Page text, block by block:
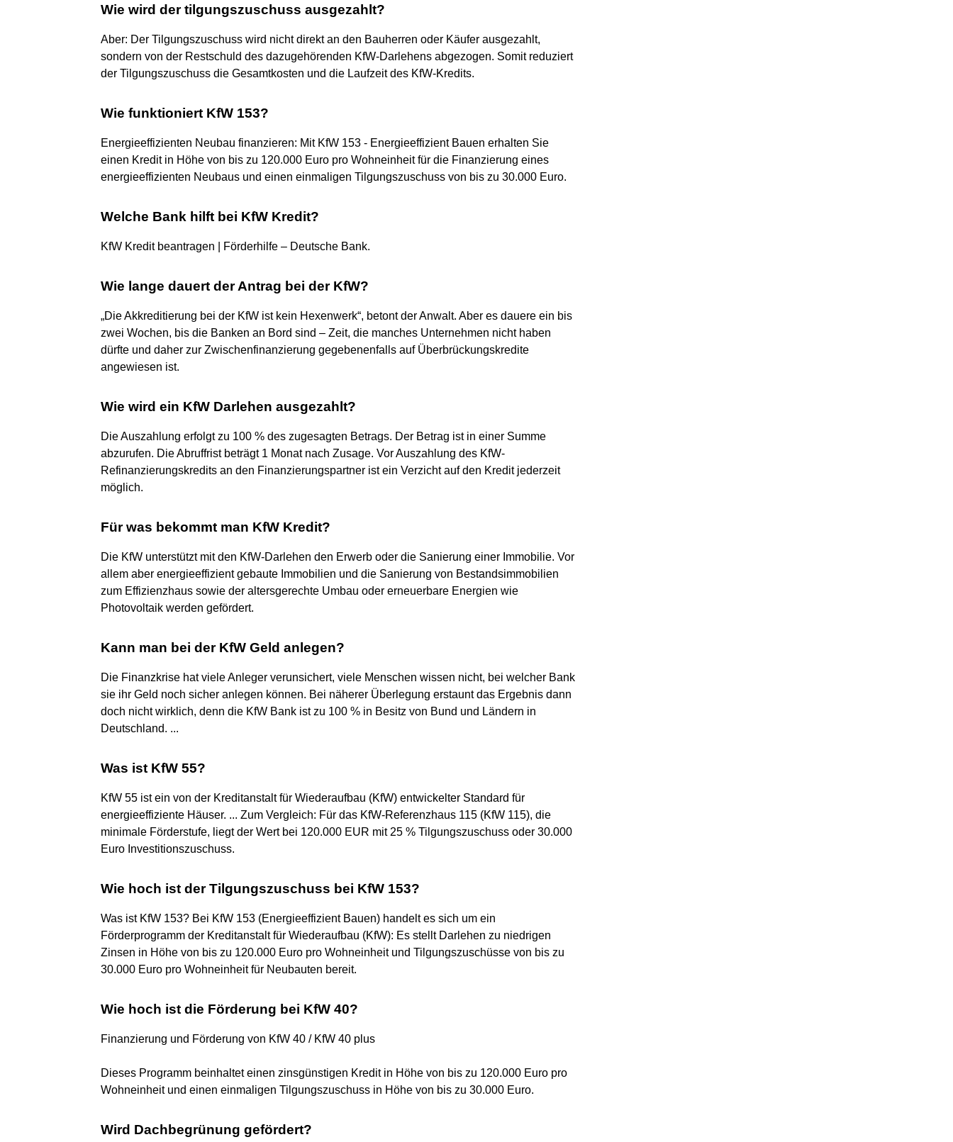
Wie wird der tilgungszuschuss ausgezahlt?
Aber: Der Tilgungszuschuss wird nicht direkt an den Bauherren oder Käufer ausgezahlt,
sondern von der Restschuld des dazugehörenden KfW-Darlehens abgezogen. Somit reduziert
der Tilgungszuschuss die Gesamtkosten und die Laufzeit des KfW-Kredits.
Wie funktioniert KfW 153?
Energieeffizienten Neubau finanzieren: Mit KfW 153 - Energieeffizient Bauen erhalten Sie
einen Kredit in Höhe von bis zu 120.000 Euro pro Wohneinheit für die Finanzierung eines
energieeffizienten Neubaus und einen einmaligen Tilgungszuschuss von bis zu 30.000 Euro.
Welche Bank hilft bei KfW Kredit?
KfW Kredit beantragen | Förderhilfe – Deutsche Bank.
Wie lange dauert der Antrag bei der KfW?
„Die Akkreditierung bei der KfW ist kein Hexenwerk“, betont der Anwalt. Aber es dauere ein bis
zwei Wochen, bis die Banken an Bord sind – Zeit, die manches Unternehmen nicht haben
dürfte und daher zur Zwischenfinanzierung gegebenenfalls auf Überbrückungskredite
angewiesen ist.
Wie wird ein KfW Darlehen ausgezahlt?
Die Auszahlung erfolgt zu 100 % des zugesagten Betrags. Der Betrag ist in einer Summe
abzurufen. Die Abruffrist beträgt 1 Monat nach Zusage. Vor Auszahlung des KfW-
Refinanzierungskredits an den Finanzierungspartner ist ein Verzicht auf den Kredit jederzeit
möglich.
Für was bekommt man KfW Kredit?
Die KfW unterstützt mit den KfW-Darlehen den Erwerb oder die Sanierung einer Immobilie. Vor
allem aber energieeffizient gebaute Immobilien und die Sanierung von Bestandsimmobilien
zum Effizienzhaus sowie der altersgerechte Umbau oder erneuerbare Energien wie
Photovoltaik werden gefördert.
Kann man bei der KfW Geld anlegen?
Die Finanzkrise hat viele Anleger verunsichert, viele Menschen wissen nicht, bei welcher Bank
sie ihr Geld noch sicher anlegen können. Bei näherer Überlegung erstaunt das Ergebnis dann
doch nicht wirklich, denn die KfW Bank ist zu 100 % in Besitz von Bund und Ländern in
Deutschland. ...
Was ist KfW 55?
KfW 55 ist ein von der Kreditanstalt für Wiederaufbau (KfW) entwickelter Standard für
energieeffiziente Häuser. ... Zum Vergleich: Für das KfW-Referenzhaus 115 (KfW 115), die
minimale Förderstufe, liegt der Wert bei 120.000 EUR mit 25 % Tilgungszuschuss oder 30.000
Euro Investitionszuschuss.
Wie hoch ist der Tilgungszuschuss bei KfW 153?
Was ist KfW 153? Bei KfW 153 (Energieeffizient Bauen) handelt es sich um ein
Förderprogramm der Kreditanstalt für Wiederaufbau (KfW): Es stellt Darlehen zu niedrigen
Zinsen in Höhe von bis zu 120.000 Euro pro Wohneinheit und Tilgungszuschüsse von bis zu
30.000 Euro pro Wohneinheit für Neubauten bereit.
Wie hoch ist die Förderung bei KfW 40?
Finanzierung und Förderung von KfW 40 / KfW 40 plus
Dieses Programm beinhaltet einen zinsgünstigen Kredit in Höhe von bis zu 120.000 Euro pro
Wohneinheit und einen einmaligen Tilgungszuschuss in Höhe von bis zu 30.000 Euro.
Wird Dachbegrünung gefördert?